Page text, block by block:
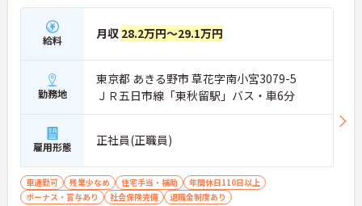
給料 月収 28.2万円～29.1万円
勤務地
東京都 あきる野市 草花字南小宮3079-5
ＪＲ五日市線「東秋留駅」バス・車6分
雇用形態 正社員(正職員)
車通勤可 残業少なめ 住宅手当・補助
年間休日110日以上
ボーナス・賞与あり
社会保険完備 退職金制度あり